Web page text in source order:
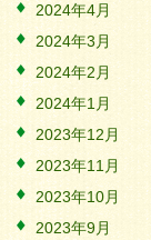
2024年4月
2024年3月
2024年2月
2024年1月
2023年12月
2023年11月
2023年10月
2023年9月